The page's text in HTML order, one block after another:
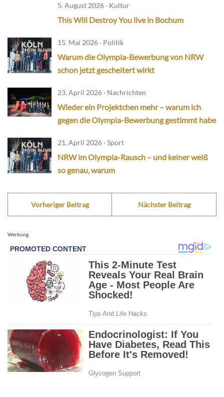
5. August 2026 · Kultur
This Will Destroy You live in Bochum
15. Mai 2026 · Politik
Warum die Olympia-Bewerbung von NRW
schon jetzt gescheitert wirkt
23. April 2026 · Nachrichten
Wieder ein Projektchen mehr – warum ich
gegen die Olympia-Bewerbung gestimmt habe
21. April 2026 · Sport
NRW im Olympia-Rausch – und keiner weiß
so genau, warum
Vorheriger Beitrag Nächster Beitrag
Werbung